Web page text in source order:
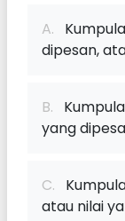
A.
dipesan,
B.
yang
C.
atau nilai